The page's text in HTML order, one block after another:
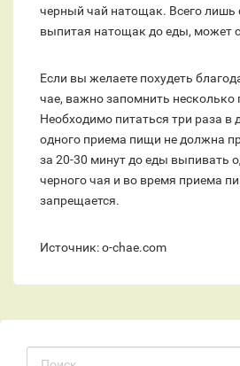
черный чай натощак. Всего лишь
выпитая натощак до еды, может
Если вы желаете похудеть
чае, важно запомнить несколько
Необходимо питаться три раза в
одного приема пищи не должна
за 20-30 минут до еды выпивать
черного чая и во время приема
запрещается.
Источник: o-chae.com